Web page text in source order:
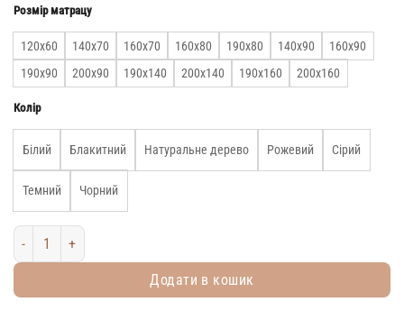
Розмір матрацу
120х60 140х70 160х70 160х80 190х80 140х90
160х90
190х90
200х90 190х140 200х140 190х160 200х160
Колір
Білий Блакитний Натуральне дерево Рожевий Сірий
Темний Чорний
Дитячий дерев’яний манеж-ліжечко Монтессорі на підлозі без
Додати в кошик